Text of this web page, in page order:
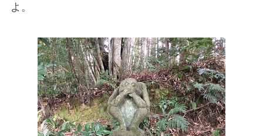
よ。